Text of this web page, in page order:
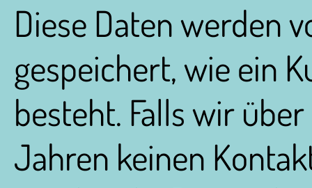
Diese Daten werden
gespeichert, wie ein
besteht. Falls wir
Jahren keinen